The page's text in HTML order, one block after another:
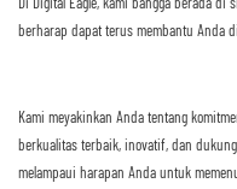
berharap dapat terus membantu Anda
Kami meyakinkan Anda tentang
berkualitas terbaik, inovatif, dan
melampaui harapan Anda untuk